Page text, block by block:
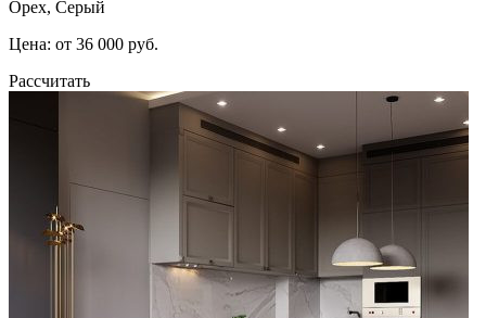
Орех, Серый
Цена: от 36 000 руб.
Рассчитать